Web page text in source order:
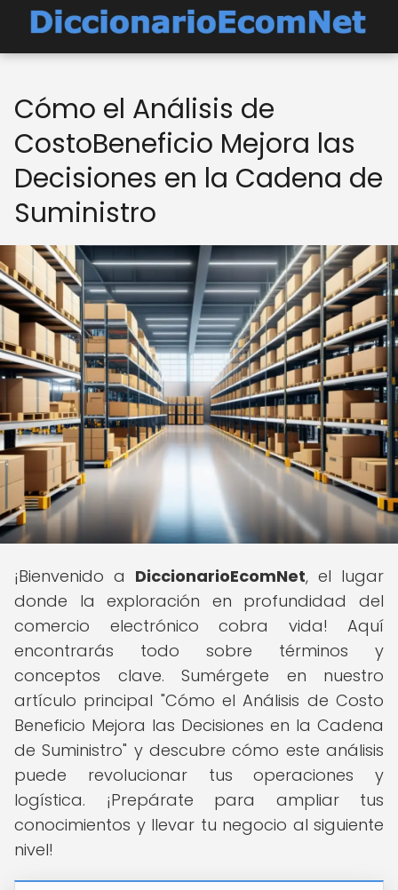
Cómo el Análisis de
CostoBeneficio Mejora las
Decisiones en la Cadena de
Suministro
¡Bienvenido a DiccionarioEcomNet, el lugar
donde la exploración en profundidad del
comercio electrónico cobra vida! Aquí
encontrarás todo sobre términos y
conceptos clave. Sumérgete en nuestro
artículo principal "Cómo el Análisis de Costo
Beneficio Mejora las Decisiones en la Cadena
de Suministro" y descubre cómo este análisis
puede revolucionar tus operaciones y
logística. ¡Prepárate para ampliar tus
conocimientos y llevar tu negocio al siguiente
nivel!